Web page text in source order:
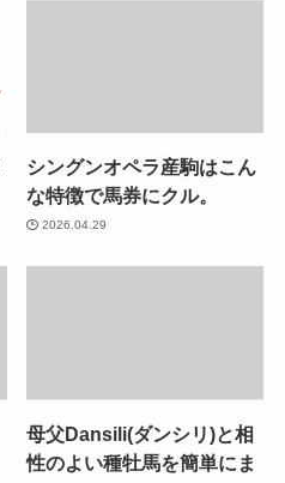
シングンオペラ産駒はこん
な特徴で馬券にクル。
2026.04.29
母父Dansili(ダンシリ)と相
性のよい種牡馬を簡単にま